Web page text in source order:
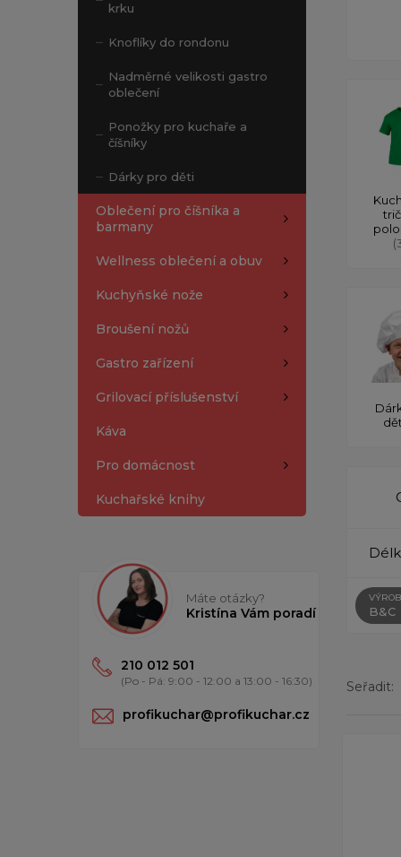
krku
Knoflíky do rondonu
Nadměrné velikosti gastro
oblečení
Ponožky pro kuchaře a
číšníky
Dárky pro děti
Oblečení pro číšníka a
barmany
Wellness oblečení a obuv
Kuchyňské nože
Broušení nožů
Gastro zařízení
Grilovací příslušenství
Káva
Pro domácnost
Kuchařské knihy
Máte otázky?
Kristína Vám poradí
210 012 501
(Po - Pá: 9:00 - 12:00 a 13:00 - 16:30)
profikuchar@profikuchar.cz
B&C
Seřadit: